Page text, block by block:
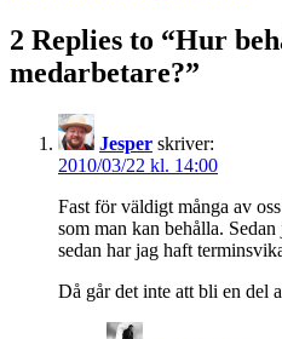
medarbetare?
2 Replies to “Hur
medarbetare?”
Jesper skriver:
2010/03/22 kl. 14:00
Fast för väldigt många av
som man kan behålla.
sedan har jag haft
Då går det inte att bli en del